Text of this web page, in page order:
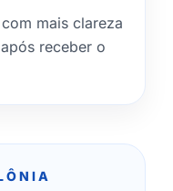
mais clareza
receber o